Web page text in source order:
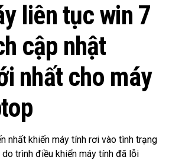
liên tục win 7
cập nhật
nhất cho máy
nhất khiến máy tính rơi vào tình trạng
trình điều khiển máy tính đã lỗi